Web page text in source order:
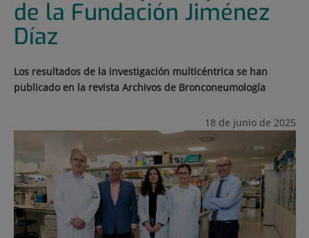
de la Fundación Jiménez
Díaz
Los resultados de la investigación multicéntrica se han
publicado en la revista Archivos de Bronconeumología
18 de junio de 2025